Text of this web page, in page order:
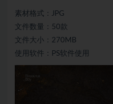
素材格式：JPG
文件数量：50款
文件大小：270MB
使用软件：PS软件使用